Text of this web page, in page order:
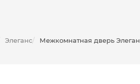
Элеганс/ Межкомнатная дверь